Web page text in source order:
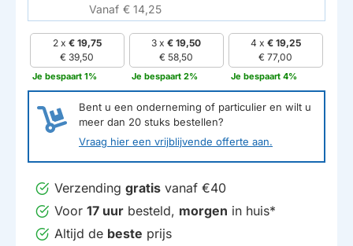
Vanaf € 14,25
2 x € 19,75
€ 39,50
Je bespaart 1%
3 x€ 19,50
€ 58,50
Je bespaart 2%
4 x € 19,25
€ 77,00
Je bespaart 4%
Bent u een onderneming of particulier en wilt u
meer dan 20 stuks bestellen?
Vraag hier een vrijblijvende offerte aan.
Verzending gratis vanaf €40
Voor 17 uur besteld, morgen in huis*
Altijd de beste prijs